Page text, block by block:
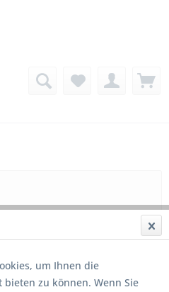
um Ihnen die
zu können. Wenn Sie